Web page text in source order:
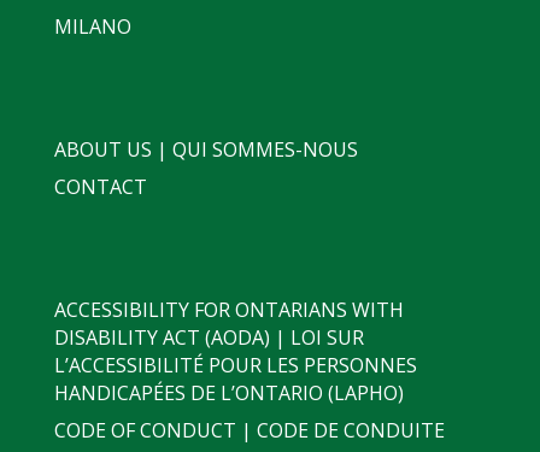
MILANO
ABOUT US | QUI SOMMES-NOUS
CONTACT
ACCESSIBILITY FOR ONTARIANS WITH
DISABILITY ACT (AODA) | LOI SUR
L’ACCESSIBILITÉ POUR LES PERSONNES
HANDICAPÉES DE L’ONTARIO (LAPHO)
CODE OF CONDUCT | CODE DE CONDUITE